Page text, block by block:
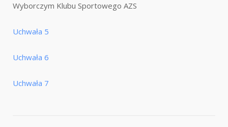
Wyborczym Klubu Sportowego AZS
Uchwała 5
Uchwała 6
Uchwała 7